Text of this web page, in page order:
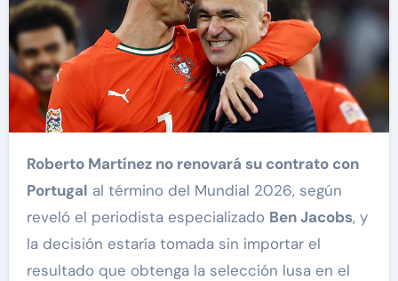
Roberto Martínez no renovará su contrato con
Portugal al término del Mundial 2026, según
reveló el periodista especializado Ben Jacobs, y
la decisión estaría tomada sin importar el
resultado que obtenga la selección lusa en el